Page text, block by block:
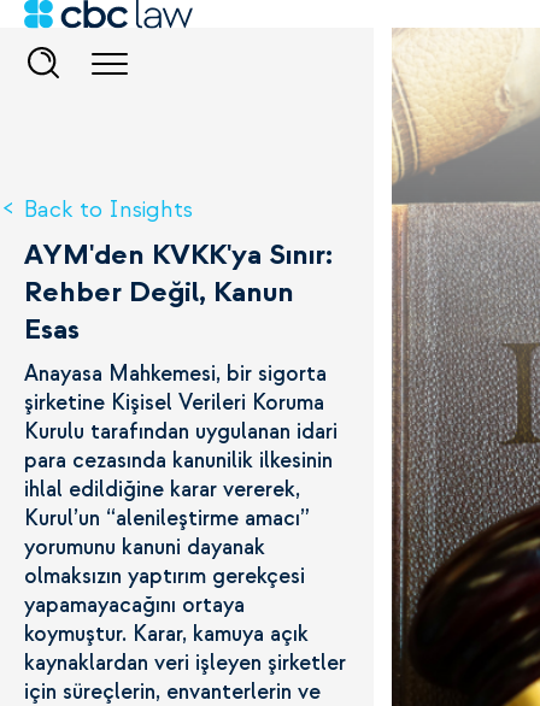
Back to Insights
AYM'den KVKK'ya Sınır:
Rehber Değil, Kanun
Esas
Anayasa Mahkemesi, bir sigorta
şirketine Kişisel Verileri Koruma
Kurulu tarafından uygulanan idari
para cezasında kanunilik ilkesinin
ihlal edildiğine karar vererek,
Kurul’un “alenileştirme amacı”
yorumunu kanuni dayanak
olmaksızın yaptırım gerekçesi
yapamayacağını ortaya
koymuştur. Karar, kamuya açık
kaynaklardan veri işleyen şirketler
için süreçlerin, envanterlerin ve